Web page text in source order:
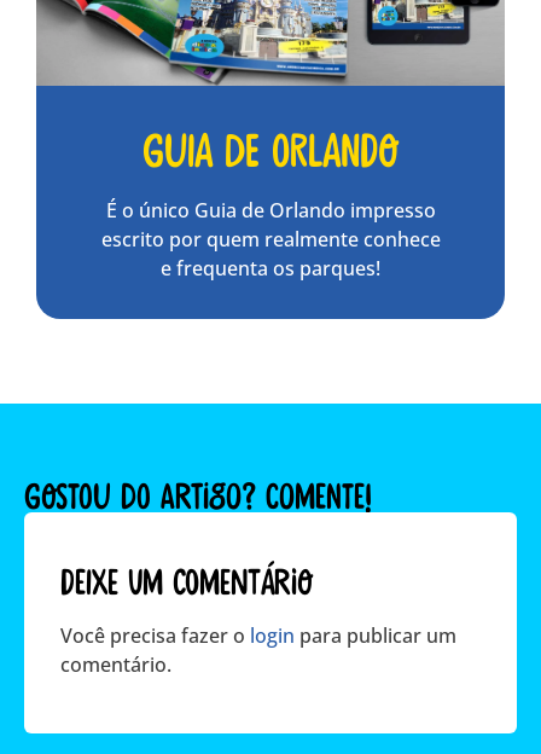
Guia de Orlando
É o único Guia de Orlando impresso
escrito por quem realmente conhece
e frequenta os parques!
GOSTOU DO ARTIGO? COMENTE!
Deixe um comentário
Você precisa fazer o login para publicar um
comentário.